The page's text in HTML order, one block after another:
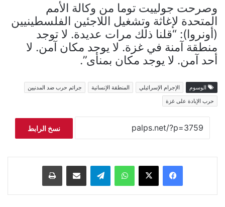
وصرحت جولييت توما من وكالة الأمم
المتحدة لإغاثة وتشغيل اللاجئين الفلسطينيين
(أونروا): “قلنا ذلك مرات عديدة. لا توجد
منطقة آمنة في غزة. لا يوجد مكان آمن. لا
أحد آمن. لا يوجد مكان بمنأى”.
الوسوم الإجرام الإسرائيلي المنطقة الإنسانية
جرائم حرب ضد المدنيين
حرب الإبادة على غزة
نسخ الرابط
فيسبوك ‫X واتساب تيلقرام مشاركة عبر البريد طباعة